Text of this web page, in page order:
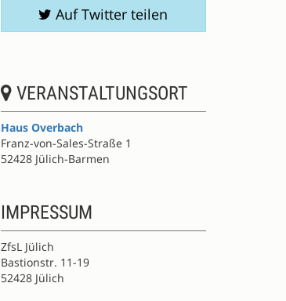
Auf Twitter teilen
VERANSTALTUNGSORT
Haus Overbach
Franz-von-Sales-Straße 1
52428 Jülich-Barmen
IMPRESSUM
ZfsL Jülich
Bastionstr. 11-19
52428 Jülich